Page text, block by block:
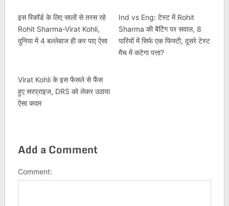
इस रिकॉर्ड के लिए सालों से तरस रहे
Rohit Sharma-Virat Kohli,
दुनिया में 4 बल्लेबाज ही कर पाए ऐसा
Ind vs Eng: टेस्ट में Rohit
Sharma की बैटिंग पर सवाल, 8
पारियों में सिर्फ एक फिफ्टी, दूसरे टेस्ट
मैच में कटेगा पत्ता?
Virat Kohli के इस फैसले से फैंस
हुए सरप्राइज, DRS को लेकर उठाया
ऐसा कदम
Add a Comment
Comment: